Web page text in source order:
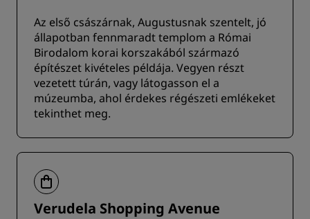
Az első császárnak, Augustusnak szentelt, jó
állapotban fennmaradt templom a Római
Birodalom korai korszakából származó
építészet kivételes példája. Vegyen részt
vezetett túrán, vagy látogasson el a
múzeumba, ahol érdekes régészeti emlékeket
tekinthet meg.
Verudela Shopping Avenue